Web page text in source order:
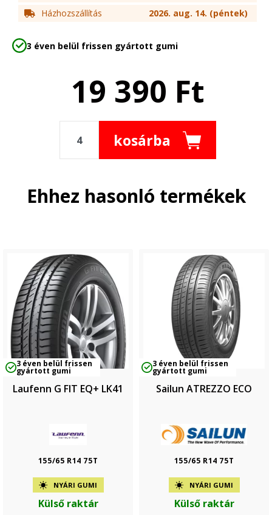
Házhozszállítás
2026. aug. 14. (péntek)
3 éven belül frissen gyártott gumi
19 390 Ft
kosárba
Ehhez hasonló termékek
3 éven belül frissen
gyártott gumi
Laufenn G FIT EQ+ LK41
155/65 R14 75T
NYÁRI GUMI
Külső raktár
3 éven belül frissen
gyártott gumi
Sailun ATREZZO ECO
155/65 R14 75T
NYÁRI GUMI
Külső raktár